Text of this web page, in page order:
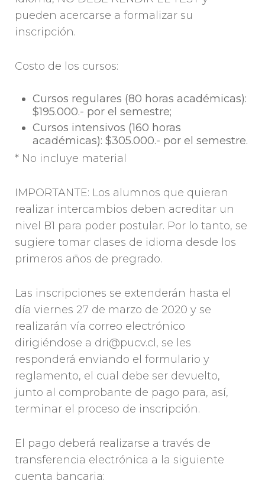
pueden acercarse a formalizar su
inscripción.
Costo de los cursos:
Cursos regulares (80 horas académicas):
$195.000.- por el semestre;
Cursos intensivos (160 horas
académicas): $305.000.- por el semestre.
* No incluye material
IMPORTANTE: Los alumnos que quieran
realizar intercambios deben acreditar un
nivel B1 para poder postular. Por lo tanto, se
sugiere tomar clases de idioma desde los
primeros años de pregrado.
Las inscripciones se extenderán hasta el
día viernes 27 de marzo de 2020 y se
realizarán vía correo electrónico
dirigiéndose a dri@pucv.cl, se les
responderá enviando el formulario y
reglamento, el cual debe ser devuelto,
junto al comprobante de pago para, así,
terminar el proceso de inscripción.
El pago deberá realizarse a través de
transferencia electrónica a la siguiente
cuenta bancaria: